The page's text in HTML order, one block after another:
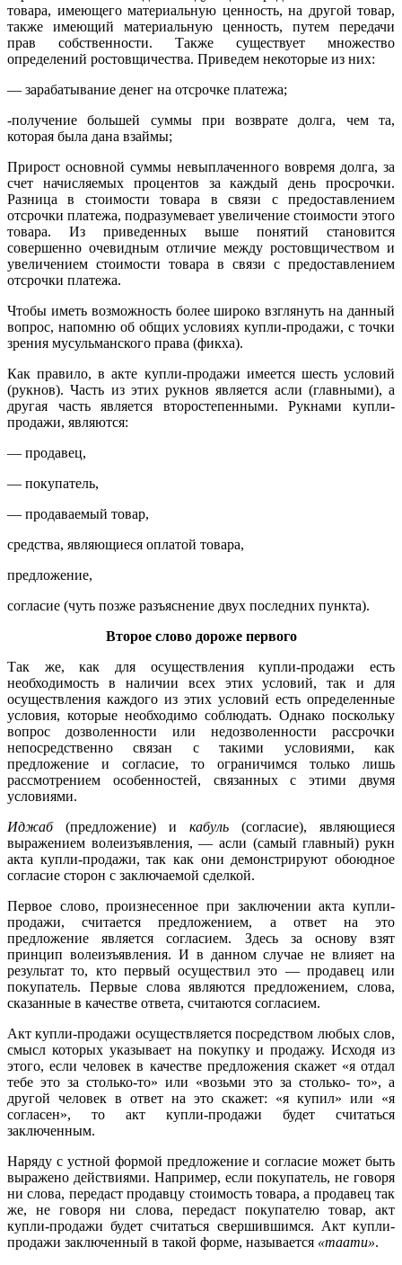
товара, имеющего материальную ценность, на другой товар,
также имеющий материальную ценность, путем передачи
прав собственности. Также существует множество
определений ростовщичества. Приведем некоторые из них:
— зарабатывание денег на отсрочке платежа;
-получение большей суммы при возврате долга, чем та,
которая была дана взаймы;
Прирост основной суммы невыплаченного вовремя долга, за
счет начисляемых процентов за каждый день просрочки.
Разница в стоимости товара в связи с предоставлением
отсрочки платежа, подразумевает увеличение стоимости этого
товара. Из приведенных выше понятий становится
совершенно очевидным отличие между ростовщичеством и
увеличением стоимости товара в связи с предоставлением
отсрочки платежа.
Чтобы иметь возможность более широко взглянуть на данный
вопрос, напомню об общих условиях купли-продажи, с точки
зрения мусульманского права (фикха).
Как правило, в акте купли-продажи имеется шесть условий
(рукнов). Часть из этих рукнов является асли (главными), а
другая часть является второстепенными. Рукнами купли-
продажи, являются:
— продавец,
— покупатель,
— продаваемый товар,
средства, являющиеся оплатой товара,
предложение,
согласие (чуть позже разъяснение двух последних пункта).
Второе слово дороже первого
Так же, как для осуществления купли-продажи есть
необходимость в наличии всех этих условий, так и для
осуществления каждого из этих условий есть определенные
условия, которые необходимо соблюдать. Однако поскольку
вопрос дозволенности или недозволенности рассрочки
непосредственно связан с такими условиями, как
предложение и согласие, то ограничимся только лишь
рассмотрением особенностей, связанных с этими двумя
условиями.
Иджаб(предложение) и кабуль (согласие), являющиеся
выражением волеизъявления, — асли (самый главный) рукн
акта купли-продажи, так как они демонстрируют обоюдное
согласие сторон с заключаемой сделкой.
Первое слово, произнесенное при заключении акта купли-
продажи, считается предложением, а ответ на это
предложение является согласием. Здесь за основу взят
принцип волеизъявления. И в данном случае не влияет на
результат то, кто первый осуществил это — продавец или
покупатель. Первые слова являются предложением, слова,
сказанные в качестве ответа, считаются согласием.
Акт купли-продажи осуществляется посредством любых слов,
смысл которых указывает на покупку и продажу. Исходя из
этого, если человек в качестве предложения скажет «я отдал
тебе это за столько-то» или «возьми это за столько- то», а
другой человек в ответ на это скажет: «я купил» или «я
согласен», то акт купли-продажи будет считаться
заключенным.
Наряду с устной формой предложение и согласие может быть
выражено действиями. Например, если покупатель, не говоря
ни слова, передаст продавцу стоимость товара, а продавец так
же, не говоря ни слова, передаст покупателю товар, акт
купли-продажи будет считаться свершившимся. Акт купли-
продажи заключенный в такой форме, называется «таати».